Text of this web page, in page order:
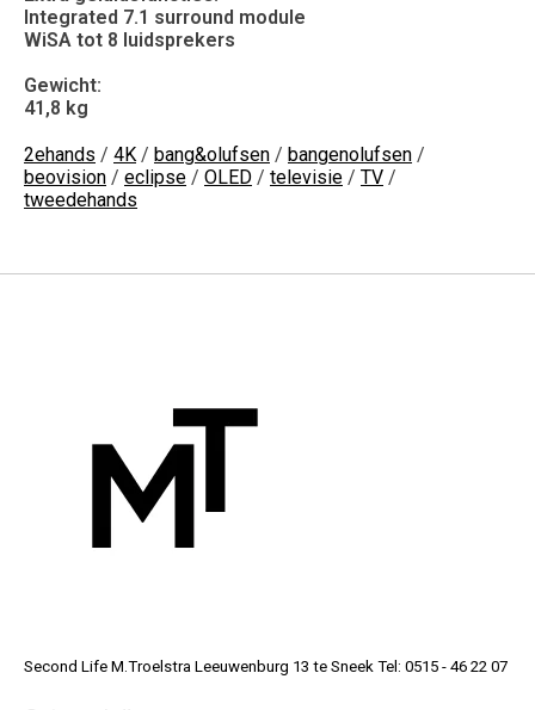
Integrated 7.1 surround module
WiSA tot 8 luidsprekers
Gewicht:
41,8 kg
2ehands / 4K / bang&olufsen / bangenolufsen /
beovision / eclipse / OLED / televisie / TV /
tweedehands
Second Life M.Troelstra Leeuwenburg 13 te Sneek Tel: 0515 - 46 22 07